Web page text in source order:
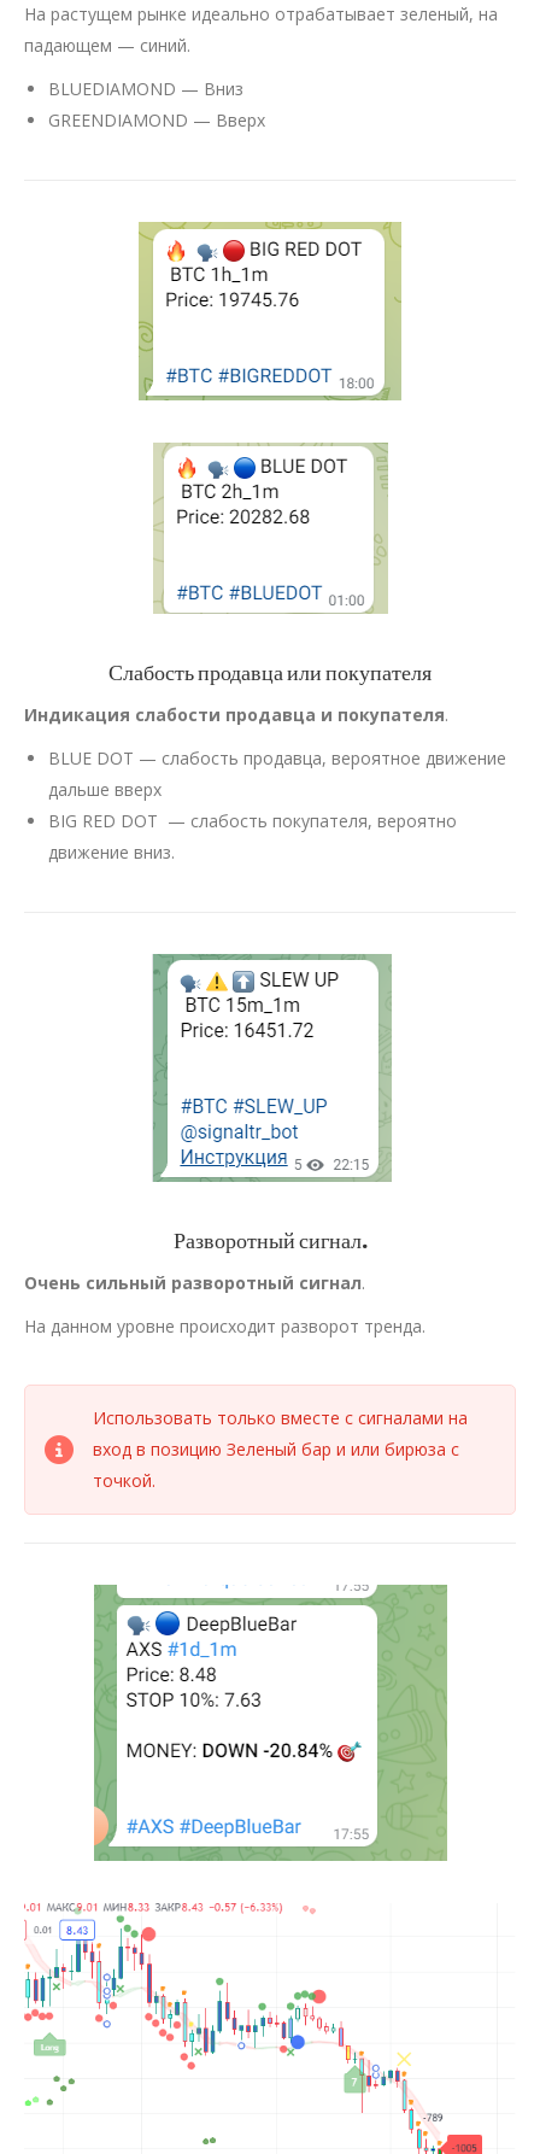
На растущем рынке идеально отрабатывает зеленый, на
падающем — синий.
BLUEDIAMOND — Вниз
GREENDIAMOND — Вверх
Слабость продавца или покупателя
Индикация слабости продавца и покупателя.
BLUE DOT — слабость продавца, вероятное движение
дальше вверх
BIG RED DOT — слабость покупателя, вероятно
движение вниз.
Разворотный сигнал.
Очень сильный разворотный сигнал.
На данном уровне происходит разворот тренда.
Использовать только вместе с сигналами на
вход в позицию Зеленый бар и или бирюза с
точкой.